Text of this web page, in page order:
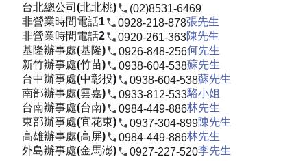
台北總公司(北北桃)
(02)8531-6469
非營業時間電話1
0928-218-878張先生
非營業時間電話2
0920-261-363陳先生
基隆辦事處(基隆)
0926-848-256何先生
新竹辦事處(竹苗)
0938-604-538蘇先生
台中辦事處(中彰投)
0938-604-538蘇先生
南部辦事處(雲嘉)
0933-812-533駱小姐
台南辦事處(台南)
0984-449-886林先生
東部辦事處(宜花東)
0937-304-899陳先生
高雄辦事處(高屏)
0984-449-886林先生
外島辦事處(金馬澎)
0927-227-520李先生